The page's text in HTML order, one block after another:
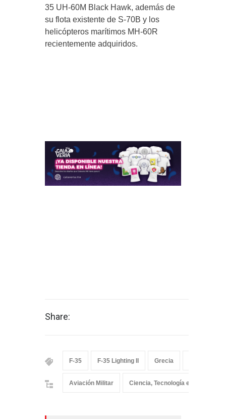
35 UH-60M Black Hawk, además de
su flota existente de S-70B y los
helicópteros marítimos MH-60R
recientemente adquiridos.
Share:
F-35 F-35 Lighting II Grecia
Aviación Militar Ciencia, Tecnología e Innovacion